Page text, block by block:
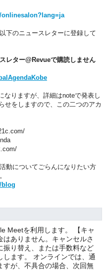
onlinesalon?lang=ja
下のニュースレターに登録して
レター@Revueで購読しません
なりますが、詳細はnoteで発表し
せをしますので、この二つのアカ
動についてごらんになりたい方
blog
Meetを利用します。 【キャ
ありません。キャンセルさ
振り替え、または手数料など
ます。 オンラインでは、通
すが、不具合の場合、次回無